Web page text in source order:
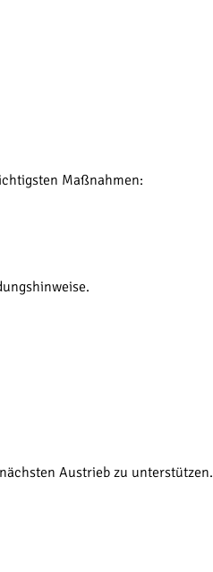
Maßnahmen:
Austrieb zu unterstützen.